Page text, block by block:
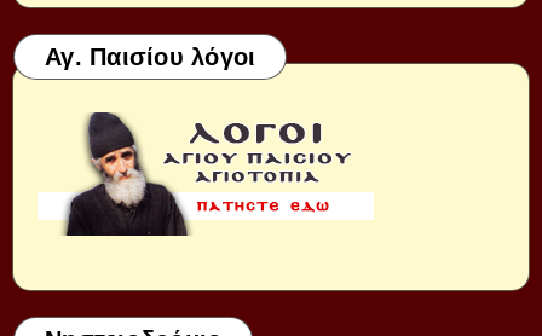
Αγ. Παισίου λόγοι